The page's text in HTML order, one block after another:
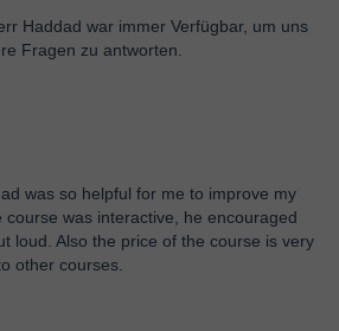
Haddad war immer Verfügbar, um uns
Fragen zu antworten.
was so helpful for me to improve my
was interactive, he encouraged
loud. Also the price of the course is very
other courses.